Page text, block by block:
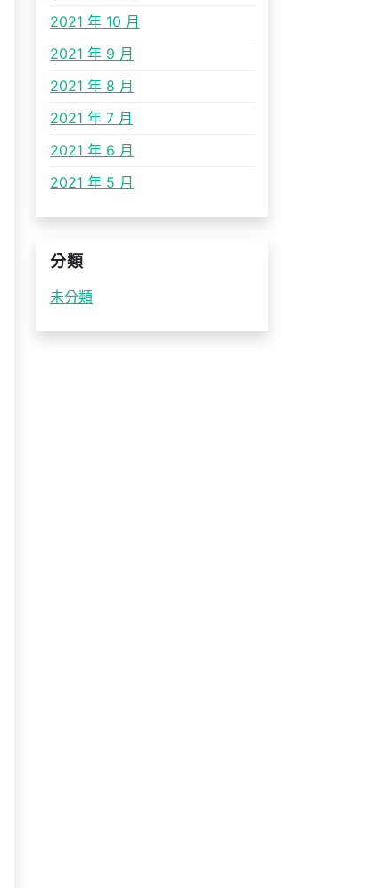
2021 年 10 月
2021 年 9 月
2021 年 8 月
2021 年 7 月
2021 年 6 月
2021 年 5 月
分類
未分類